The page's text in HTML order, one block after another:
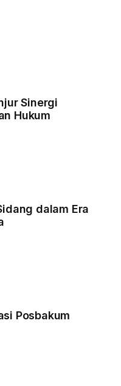
Sinergi
Hukum
dalam Era
Posbakum